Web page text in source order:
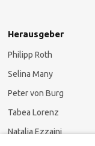
Herausgeber
Philipp Roth
Selina Many
Peter von Burg
Tabea Lorenz
Natalja Ezzaini